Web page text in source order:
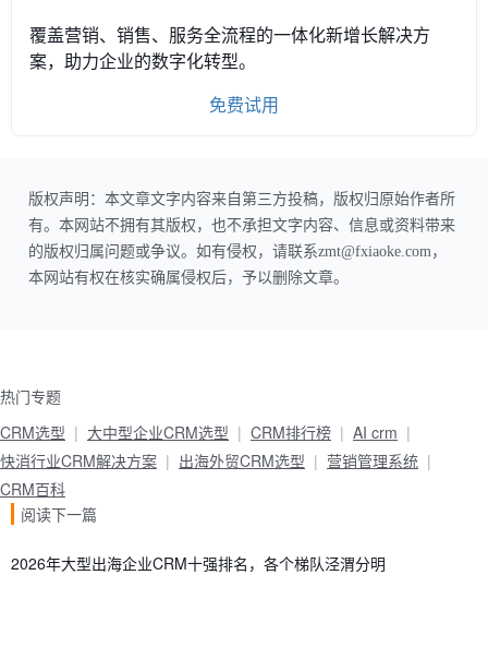
覆盖营销、销售、服务全流程的一体化新增长解决方
案，助力企业的数字化转型。
免费试用
版权声明：本文章文字内容来自第三方投稿，版权归原始作者所
有。本网站不拥有其版权，也不承担文字内容、信息或资料带来
的版权归属问题或争议。如有侵权，请联系zmt@fxiaoke.com，
本网站有权在核实确属侵权后，予以删除文章。
热门专题
CRM选型
大中型企业CRM选型 CRM排行榜
AI crm
快消行业CRM解决方案
出海外贸CRM选型
营销管理系统
CRM百科
阅读下一篇
2026年大型出海企业CRM十强排名，各个梯队泾渭分明